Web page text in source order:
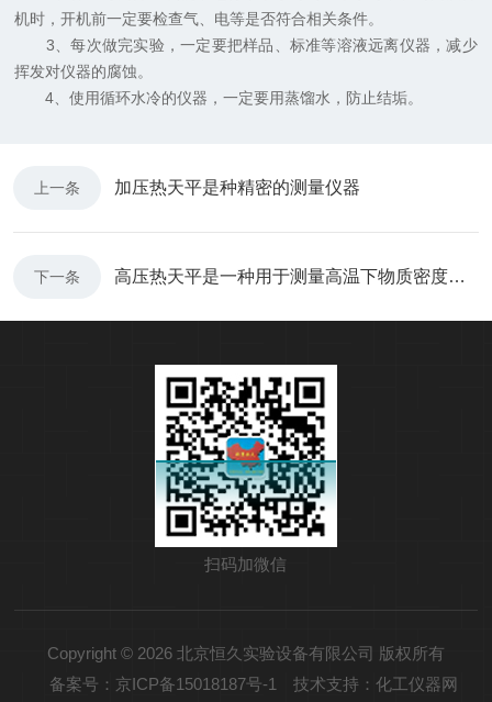
机时，开机前一定要检查气、电等是否符合相关条件。
3、每次做完实验，一定要把样品、标准等溶液远离仪器，减少
挥发对仪器的腐蚀。
4、使用循环水冷的仪器，一定要用蒸馏水，防止结垢。
上一条 加压热天平是种精密的测量仪器
下一条 高压热天平是一种用于测量高温下物质密度的仪器
扫码加微信
Copyright © 2026 北京恒久实验设备有限公司 版权所有
备案号：京ICP备15018187号-1
技术支持：化工仪器网